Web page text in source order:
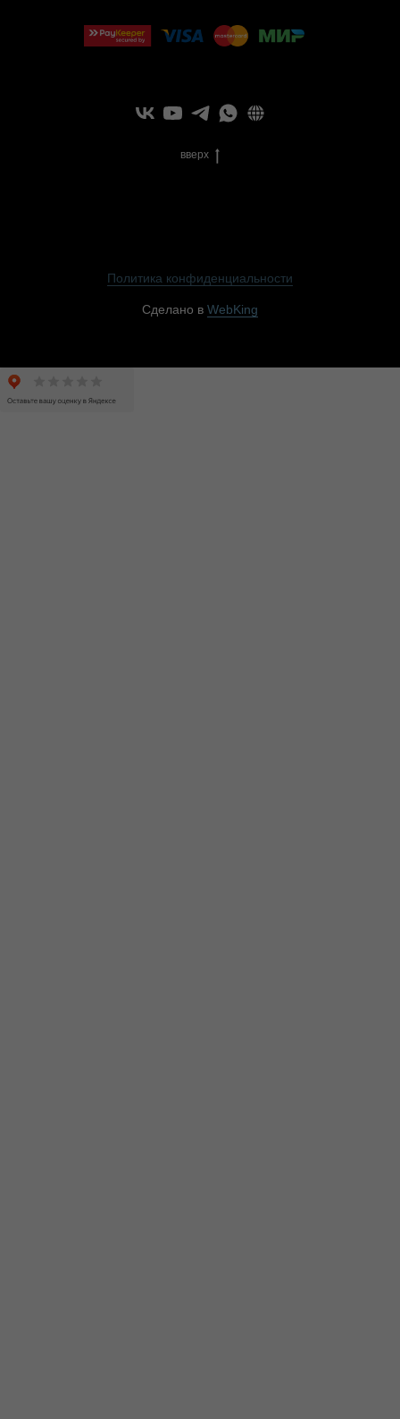
вверх
Политика конфиденциальности
Сделано в WebKing